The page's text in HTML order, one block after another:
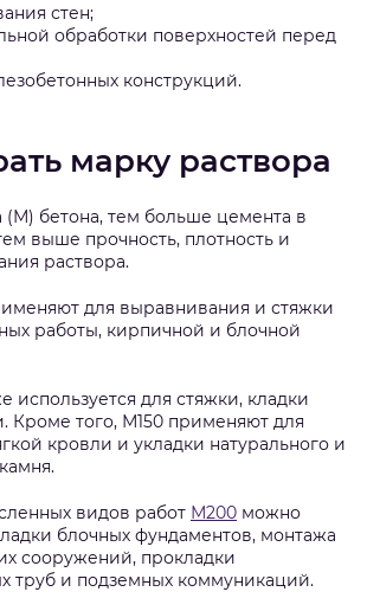
стен;
обработки поверхностей перед
конструкций.
марку раствора
бетона, тем больше цемента в
выше прочность, плотность и
раствора.
для выравнивания и стяжки
работы, кирпичной и блочной
используется для стяжки, кладки
Кроме того, М150 применяют для
кровли и укладки натурального и
видов работ М200 можно
блочных фундаментов, монтажа
сооружений, прокладки
труб и подземных коммуникаций.